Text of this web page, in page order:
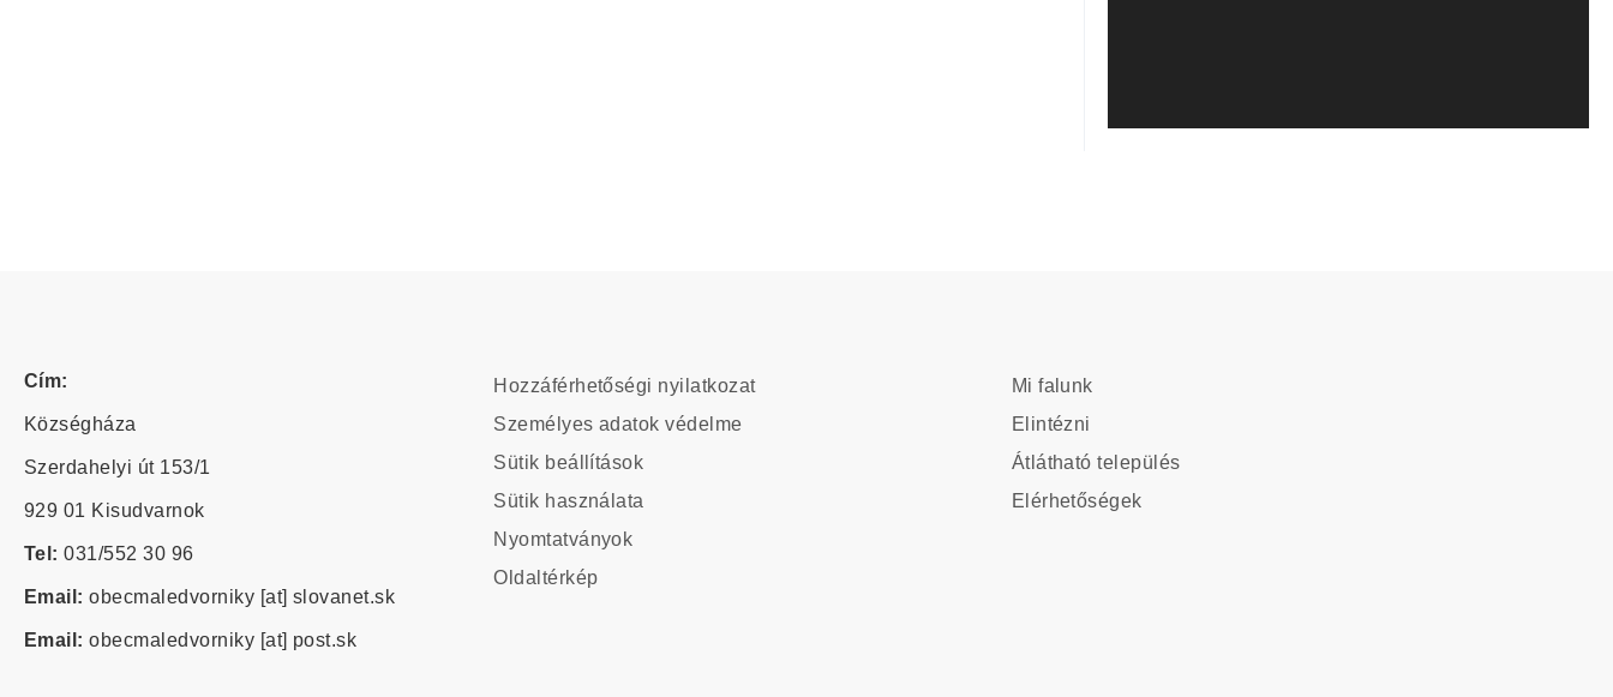
Cím:
Községháza
Szerdahelyi út 153/1
929 01 Kisudvarnok
Tel: 031/552 30 96
Email: obecmaledvorniky [at] slovanet.sk
Email: obecmaledvorniky [at] post.sk
Main
navigation
Mi falunk
Elintézni
Átlátható település
Elérhetőségek
Footer
custom
Nyomtatványok
Oldaltérkép
Footer
-
Hozzáférhetőségi nyilatkozat
Személyes adatok védelme
Sütik beállítások
Sütik használata